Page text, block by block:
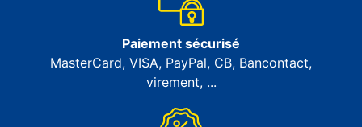
Paiement sécurisé
MasterCard, VISA, PayPal, CB, Bancontact,
virement, ...